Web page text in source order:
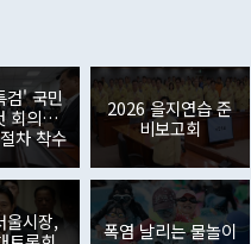
방경제포럼(EEF)'을 언급하
발언한 데 대해서도 조 장관
지 진도가 나가지 않았다"고
명은 정부 내 조율을 거치지
대체와 국호 사용, 9·19 군
이 결정할 사안이 아니어서 월
장관의 업무보고를 듣고 난
니다"라고 재차 확인했다. 정
것이다. 직접투자에서는 내국
국내투자가 46억3000만달러
주식 매도세가 이어졌다. 외
영향으로 316억1000만달러
대 최대 순매도 기록을 다시
채지수(WGBI) 자금 유입에도
52억9000만달러를 기록했
로 35억6000만달러 증가했
검' 국민
회의…
차 착수
2026 을지연습 준
비보고회
울시장,
폭염 날리는 물놀이